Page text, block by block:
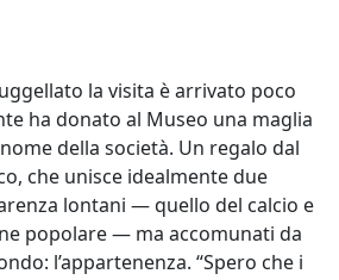
la visita è arrivato poco
ha donato al Museo una maglia
della società. Un regalo dal
che unisce idealmente due
lontani — quello del calcio e
popolare — ma accomunati da
l’appartenenza. “Spero che i